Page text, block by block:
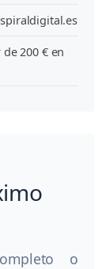
200 € en
o